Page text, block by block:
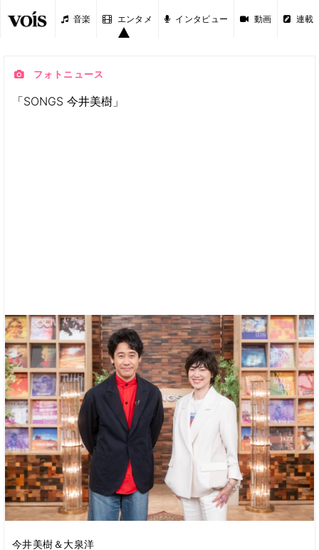
音楽 エンタメ インタビュー 動画 連載
フォトニュース
「SONGS 今井美樹」
今井美樹＆大泉洋